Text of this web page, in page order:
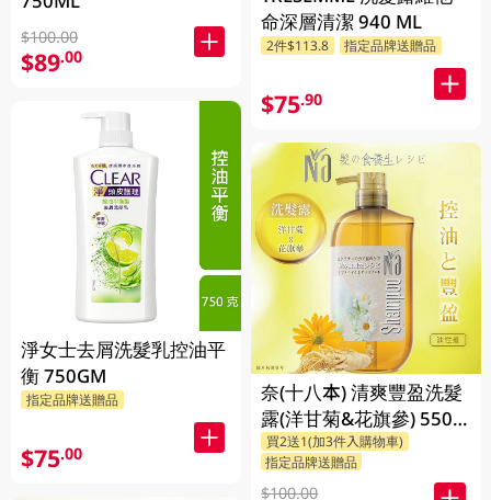
$100.00
$89.00
淨女士去屑洗髮乳控油平
衡 750GM
指定品牌送贈品
$75.00
命深層清潔 940 ML
2件$113.8 指定品牌送贈品
$75.90
奈(十八本) 清爽豐盈洗髮
露(洋甘菊&花旗參) 550
ML
買2送1(加3件入購物車)
指定品牌送贈品
$100.00